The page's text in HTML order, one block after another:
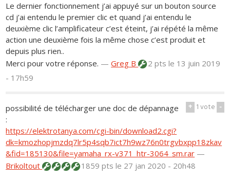
Le dernier fonctionnement j’ai appuyé sur un bouton source
cd j’ai entendu le premier clic et quand j’ai entendu le
deuxième clic l’amplificateur c’est éteint, j’ai répété la même
action une deuxième fois la même chose c’est produit et
depuis plus rien..
Merci pour votre réponse. —Greg B 2 ptsle 13 juin 2019
- 17h59
+ 1vote -
possibilité de télécharger une doc de dépannage
:
https://elektrotanya.com/cgi-bin/download2.cgi?
dk=kmozhopjmzdq7lr5p4sqb7ict7h9wz76n0trgvbxpp18zkav
&fid=185130&file=yamaha_rx-v371_htr-3064_sm.rar —
Brikoltout
1859 ptsle 27 jan 2020 - 20h48